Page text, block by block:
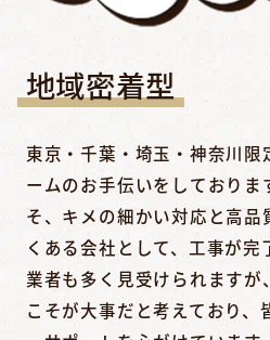
地域密着型
東京・千葉・埼玉・神奈川限
ームのお手伝いをしておりま
そ、キメの細かい対応と高品
くある会社として、工事が完
業者も多く見受けられます
こそが大事だと考えており、